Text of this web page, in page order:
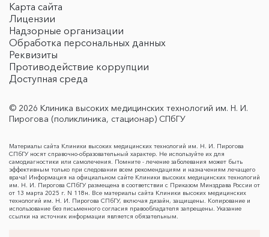
Карта сайта
Лицензии
Надзорные организации
Обработка персональных данных
Реквизиты
Противодействие коррупции
Доступная среда
© 2026 Клиника высоких медицинских технологий им. Н. И.
Пирогова (поликлиника, стационар) СПбГУ
Материалы сайта Клиники высоких медицинских технологий им. Н. И. Пирогова
СПбГУ носят справочно-образовательный характер. Не используйте их для
самодиагностики или самолечения. Помните - лечение заболевания может быть
эффективным только при следовании всем рекомендациям и назначениям лечащего
врача! Информация на официальном сайте Клиники высоких медицинских технологий
им. Н. И. Пирогова СПбГУ размещена в соответствии с Приказом Минздрава России от
от 13 марта 2025 г. N 118н. Все материалы сайта Клиники высоких медицинских
технологий им. Н. И. Пирогова СПбГУ, включая дизайн, защищены. Копирование и
использование без письменного согласия правообладателя запрещены. Указание
ссылки на источник информации является обязательным.